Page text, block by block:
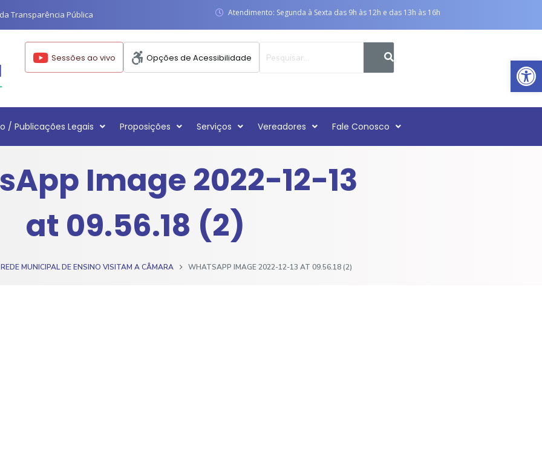
Transparência Pública Atendimento: Segunda à Sexta das 9h às 12h e das 13h às 16h
Sessões ao vivo Opções de Acessibilidade
/ Publicações Legais Proposições Serviços Vereadores Fale Conosco
Image 2022-12-13
at 09.56.18 (2)
MUNICIPAL DE ENSINO VISITAM A CÂMARA WHATSAPP IMAGE 2022-12-13 AT 09.56.18 (2)